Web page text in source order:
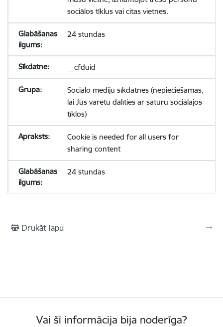
sociālos tīklus vai citas vietnes.
24 stundas
__cfduid
Sociālo mediju sīkdatnes (nepieciešamas,
lai Jūs varētu dalīties ar saturu sociālajos
tīklos)
Cookie is needed for all users for
sharing content
24 stundas
Drukāt lapu
Vai šī informācija bija noderīga?